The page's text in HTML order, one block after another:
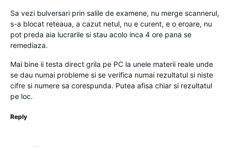
Sa vezi bulversari prin salile de examene, nu merge scannerul,
s-a blocat reteaua, a cazut netul, nu e curent, e o eroare, nu
pot preda aia lucrarile si stau acolo inca 4 ore pana se
remediaza.
Mai bine ii testa direct grila pe PC la unele materii reale unde
se dau numai probleme si se verifica numai rezultatul si niste
cifre si numere sa corespunda. Putea afisa chiar si rezultatul
pe loc.
Reply